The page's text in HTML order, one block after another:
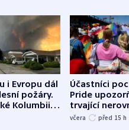
i Evropu dál
požáry.
Kolumbii
tisíce lidí
Účastníci
Pride
trvající
včera před 15 h